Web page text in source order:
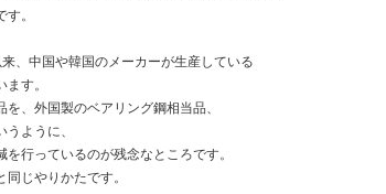
。
、中国や韓国のメーカーが生産している
す。
、外国製のベアリング鋼相当品、
ように、
行っているのが残念なところです。
じやりかたです。